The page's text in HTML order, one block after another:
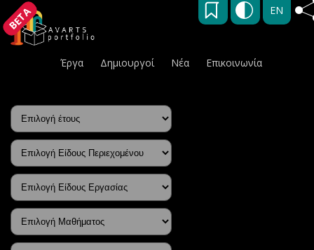
BETA EN
Έργα Δημιουργοί Νέα Επικοινωνία